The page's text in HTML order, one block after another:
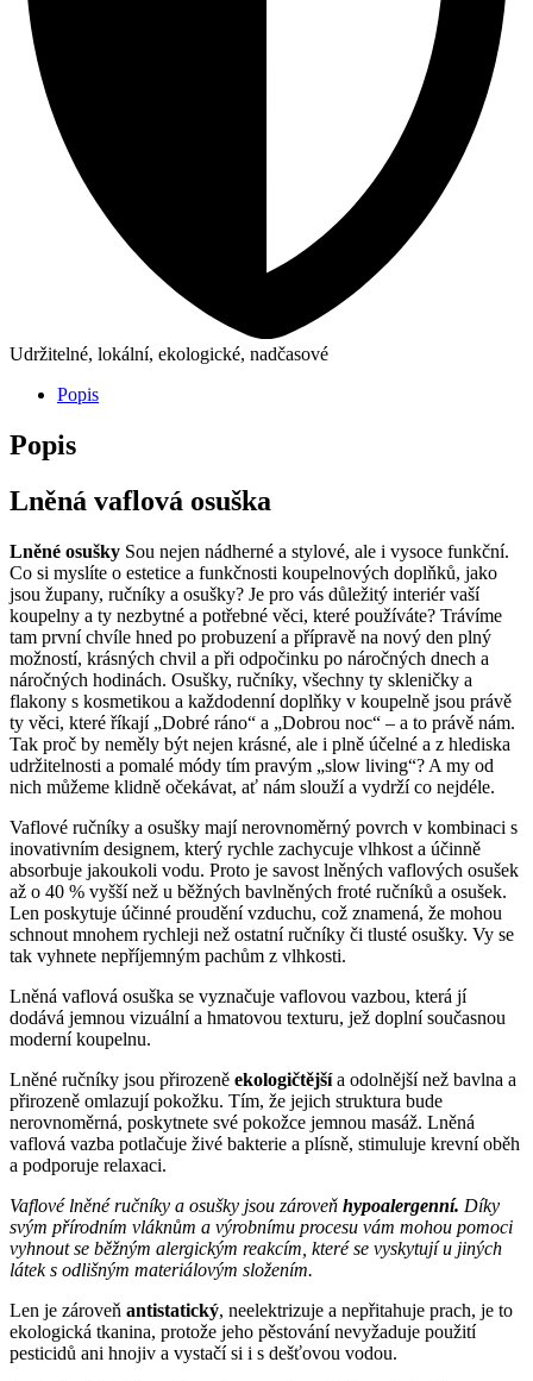
Udržitelné, lokální, ekologické, nadčasové
Popis
Popis
Lněná vaflová osuška
Lněné osušky Sou nejen nádherné a stylové, ale i vysoce funkční.
Co si myslíte o estetice a funkčnosti koupelnových doplňků, jako
jsou župany, ručníky a osušky? Je pro vás důležitý interiér vaší
koupelny a ty nezbytné a potřebné věci, které používáte? Trávíme
tam první chvíle hned po probuzení a přípravě na nový den plný
možností, krásných chvil a při odpočinku po náročných dnech a
náročných hodinách. Osušky, ručníky, všechny ty skleničky a
flakony s kosmetikou a každodenní doplňky v koupelně jsou právě
ty věci, které říkají „Dobré ráno“ a „Dobrou noc“ – a to právě nám.
Tak proč by neměly být nejen krásné, ale i plně účelné a z hlediska
udržitelnosti a pomalé módy tím pravým „slow living“? A my od
nich můžeme klidně očekávat, ať nám slouží a vydrží co nejdéle.
Vaflové ručníky a osušky mají nerovnoměrný povrch v kombinaci s
inovativním designem, který rychle zachycuje vlhkost a účinně
absorbuje jakoukoli vodu. Proto je savost lněných vaflových osušek
až o 40 % vyšší než u běžných bavlněných froté ručníků a osušek.
Len poskytuje účinné proudění vzduchu, což znamená, že mohou
schnout mnohem rychleji než ostatní ručníky či tlusté osušky. Vy se
tak vyhnete nepříjemným pachům z vlhkosti.
Lněná vaflová osuška se vyznačuje vaflovou vazbou, která jí
dodává jemnou vizuální a hmatovou texturu, jež doplní současnou
moderní koupelnu.
Lněné ručníky jsou přirozeně ekologičtějšía odolnější než bavlna a
přirozeně omlazují pokožku. Tím, že jejich struktura bude
nerovnoměrná, poskytnete své pokožce jemnou masáž. Lněná
vaflová vazba potlačuje živé bakterie a plísně, stimuluje krevní oběh
a podporuje relaxaci.
Vaflové lněné ručníky a osušky jsou zároveň hypoalergenní. Díky
svým přírodním vláknům a výrobnímu procesu vám mohou pomoci
vyhnout se běžným alergickým reakcím, které se vyskytují u jiných
látek s odlišným materiálovým složením.
Len je zároveň antistatický, neelektrizuje a nepřitahuje prach, je to
ekologická tkanina, protože jeho pěstování nevyžaduje použití
pesticidů ani hnojiv a vystačí si i s dešťovou vodou.